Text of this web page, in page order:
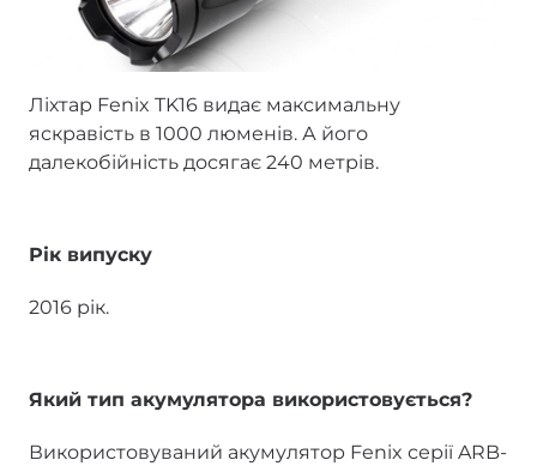
Ліхтар Fenix TK16 видає максимальну
яскравість в 1000 люменів. А його
далекобійність досягає 240 метрів.
Рік випуску
2016 рік.
Який тип акумулятора використовується?
Використовуваний акумулятор Fenix серії ARB-